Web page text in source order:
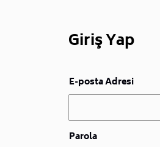
Giriş Yap
E-posta Adresi
Parola